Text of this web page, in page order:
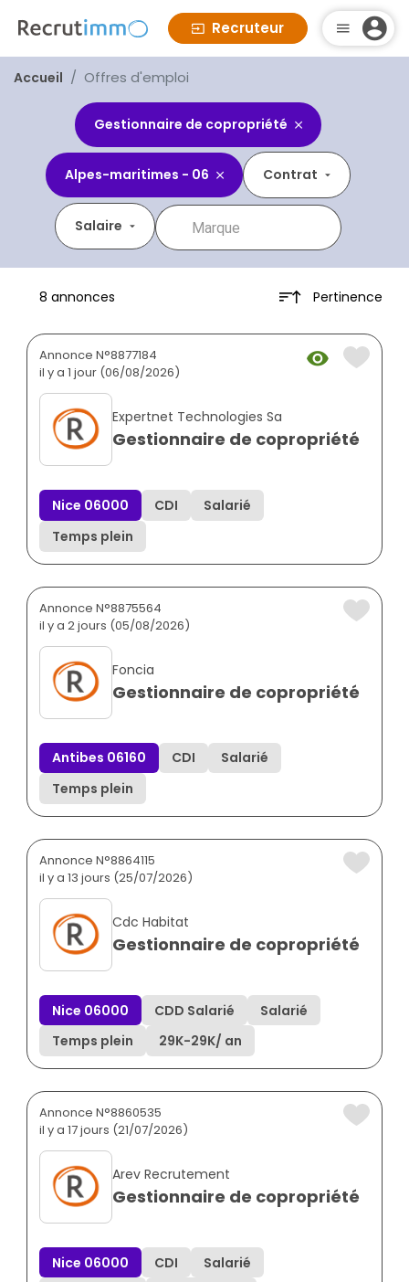
Recruteur
Accueil Offres d'emploi
Gestionnaire de copropriété
Alpes-maritimes - 06 Contrat
Salaire
8 annonces Pertinence
Annonce N°8877184
il y a 1 jour (06/08/2026)
Expertnet Technologies Sa
Gestionnaire de copropriété
Nice 06000 CDI
Salarié
Temps plein
Annonce N°8875564
il y a 2 jours (05/08/2026)
Foncia
Gestionnaire de copropriété
Antibes 06160 CDI
Salarié
Temps plein
Annonce N°8864115
il y a 13 jours (25/07/2026)
Cdc Habitat
Gestionnaire de copropriété
Nice 06000 CDD Salarié
Salarié
Temps plein
29K-29K/ an
Annonce N°8860535
il y a 17 jours (21/07/2026)
Arev Recrutement
Gestionnaire de copropriété
Nice 06000 CDI
Salarié